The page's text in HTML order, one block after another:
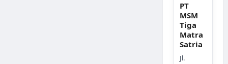
PT
MSM
Tiga
Matra
Satria
Jl.